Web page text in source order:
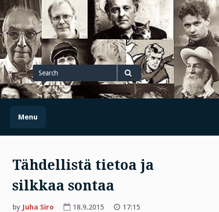
Skip
to
content
Search
for
Search
Menu
Tähdellistä tietoa ja
silkkaa sontaa
by Juha Siro 18.9.2015
17:15